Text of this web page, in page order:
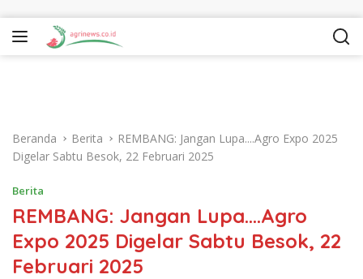
Beranda Berita
REMBANG: Jangan Lupa....Agro Expo 2025
Digelar Sabtu Besok, 22 Februari 2025
Berita
REMBANG: Jangan Lupa….Agro
Expo 2025 Digelar Sabtu Besok, 22
Februari 2025